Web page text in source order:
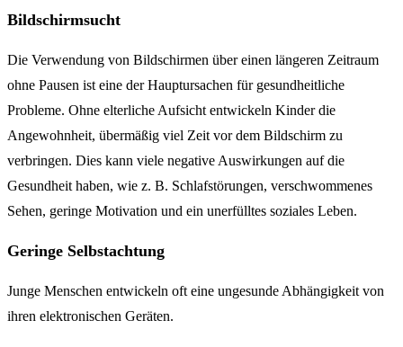
Bildschirmsucht
Die Verwendung von Bildschirmen über einen längeren Zeitraum
ohne Pausen ist eine der Hauptursachen für gesundheitliche
Probleme. Ohne elterliche Aufsicht entwickeln Kinder die
Angewohnheit, übermäßig viel Zeit vor dem Bildschirm zu
verbringen. Dies kann viele negative Auswirkungen auf die
Gesundheit haben, wie z. B. Schlafstörungen, verschwommenes
Sehen, geringe Motivation und ein unerfülltes soziales Leben.
Geringe Selbstachtung
Junge Menschen entwickeln oft eine ungesunde Abhängigkeit von
ihren elektronischen Geräten.